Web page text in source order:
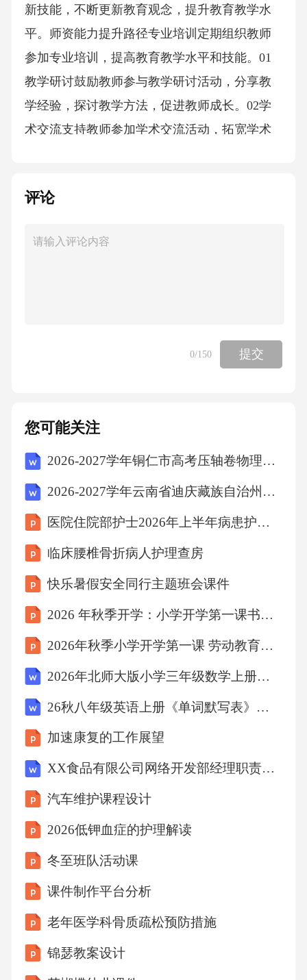
新技能，不断更新教育观念，提升教育教学水
平。师资能力提升路径专业培训定期组织教师
参加专业培训，提高教育教学水平和技能。01
教学研讨鼓励教师参与教学研讨活动，分享教
学经验，探讨教学方法，促进教师成长。02学
术交流支持教师参加学术交流活动，拓宽学术
力。04学生学习效果通过学生的学习成果、学
质量评估通过教学检查、教学评估等方式，对
教学成果展示活动，鼓励教师积极参与，展示
教学成果和教学经验。教学效果评价体系05学
据学生的实际发展情况，适时调整培养目标，
绩，还注重培养学生的创新能力、领导力、社
交能力等多元化发展目标。02多元化发展目标
针对不同基础学生为每个学生量身定制发展目
到提升。01社会实践与竞赛平台与社区、企业
合作，提供丰富的社会实践机会，让学生了解
社会、拓展视野。丰富的社会实践机会组织各
神，培养学生的学科特长。学科竞赛活动鼓励
学生参与创新创业项目，提供资金、场地等资
源支持，培养学生的创新创业能力。创新创业
实践引导学生认识自己的兴趣、优势和潜能，
生涯规划跟踪档案个性化生涯规划建立学生生
涯规划跟踪档案，定期评估学生生涯规划实施
情况，提供针对性反馈和建议。跟踪与反馈机
就业、创业等不同方向，确保学生根据自身特
点选择最适合的发展道路。多元发展路径06质
量保障机制教学评估指标体系课件质量评估包
括课件内容准确性、结构合理性、逻辑严密性
评论
0/150 提交
您可能关注
2026-2027学年铜仁市高考压轴卷物理试卷（含答案解析）
2026-2027学年云南省迪庆藏族自治州高三下学期第五次调研考试物理试题（含答案解析）
医院住院部护士2026年上半年病患护理工作总结
临床腰椎骨折病人护理查房
快乐暑假安全同行主题班会课件
2026 年秋季开学：小学开学第一课书香伴我快乐学习
2026年秋季小学开学第一课 劳动教育与实践主题班会
2026年北师大版小学三年级数学上册《正方形的周长》课时教案
26秋八年级英语上册《单词默写表》英汉互译
加速康复的工作展望
XX食品有限公司网络开发部经理职责说明
汽车维护课程设计
2026低钾血症的护理解读
冬至班队活动课
课件制作平台分析
老年医学科骨质疏松预防措施
锦瑟教案设计